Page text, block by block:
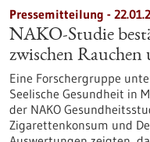
Pressemitteilung -
NAKO-Studie
zwischen Rauchen
Eine Forschergruppe
Seelische Gesundheit in
der NAKO
Zigarettenkonsum und